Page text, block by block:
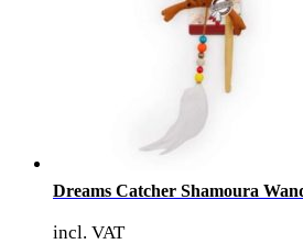
Dreams Catcher Shamoura
incl. VAT